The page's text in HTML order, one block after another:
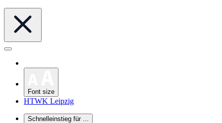
Font size
HTWK Leipzig
Schnelleinstieg für ...